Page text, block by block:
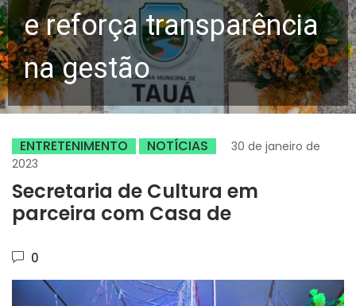
e reforça transparência
na gestão
ENTRETENIMENTO NOTÍCIAS
30 de janeiro de
2023
Secretaria de Cultura em
parceira com Casa de
0